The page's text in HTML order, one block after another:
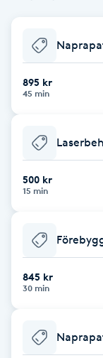
Balayage
Barber
Barnklippning
Bottenfärg
Brynformning
895 kr
45 min
500 kr
15 min
845 kr
30 min